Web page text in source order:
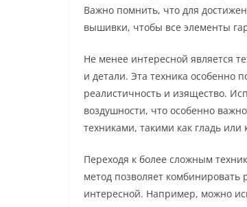
Важно помнить, что для
вышивки, чтобы все элементы
Не менее интересной является
и детали. Эта техника особенно
реалистичность и изящество.
воздушности, что особенно
техниками, такими как гладь
Переходя к более сложным
метод позволяет
интересной. Например, можно